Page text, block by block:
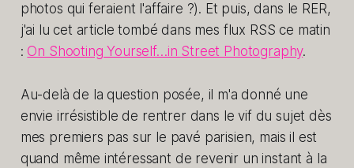
photos qui feraient l'affaire ?). Et puis, dans le RER,
j'ai lu cet article tombé dans mes flux RSS ce matin
: On Shooting Yourself…in Street Photography.
Au-delà de la question posée, il m'a donné une
envie irrésistible de rentrer dans le vif du sujet dès
mes premiers pas sur le pavé parisien, mais il est
quand même intéressant de revenir un instant à la